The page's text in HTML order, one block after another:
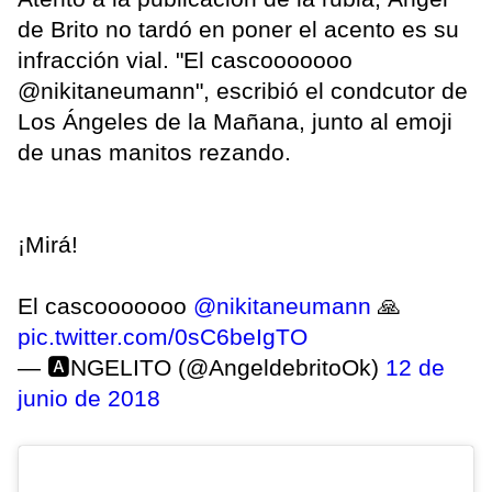
de Brito no tardó en poner el acento es su
infracción vial. "El cascooooooo
@nikitaneumann", escribió el condcutor de
Los Ángeles de la Mañana, junto al emoji
de unas manitos rezando.
¡Mirá!
El cascooooooo @nikitaneumann 🙏
pic.twitter.com/0sC6beIgTO
— 🅰️NGELITO (@AngeldebritoOk) 12 de
junio de 2018